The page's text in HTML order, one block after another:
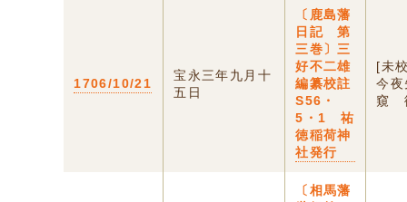
1706/10/21
宝永三年九月十
五日
〔鹿島藩
日記 第
三巻〕三
好不二雄
編纂校註
S56・
5・1 祐
徳稲荷神
社発行
[未
今夜
窺
〔相馬藩